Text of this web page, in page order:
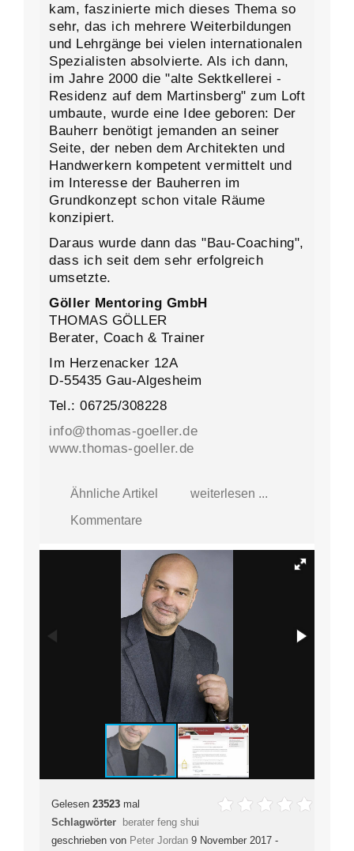
kam, faszinierte mich dieses Thema so
sehr, das ich mehrere Weiterbildungen
und Lehrgänge bei vielen internationalen
Spezialisten absolvierte. Als ich dann,
im Jahre 2000 die "alte Sektkellerei -
Residenz auf dem Martinsberg" zum Loft
umbaute, wurde eine Idee geboren: Der
Bauherr benötigt jemanden an seiner
Seite, der neben dem Architekten und
Handwerkern kompetent vermittelt und
im Interesse der Bauherren im
Grundkonzept schon vitale Räume
konzipiert.
Daraus wurde dann das "Bau-Coaching",
dass ich seit dem sehr erfolgreich
umsetzte.
Göller Mentoring GmbH
THOMAS GÖLLER
Berater, Coach & Trainer
Im Herzenacker 12A
D-55435 Gau-Algesheim
Tel.: 06725/308228
info@thomas-goeller.de
www.thomas-goeller.de
Ähnliche Artikel
weiterlesen ...
Kommentare
Gelesen 23523 mal
Schlagwörter berater feng shui
geschrieben von Peter Jordan 9 November 2017 -